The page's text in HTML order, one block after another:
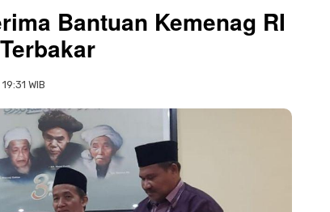
Bantuan Kemenag RI
WIB